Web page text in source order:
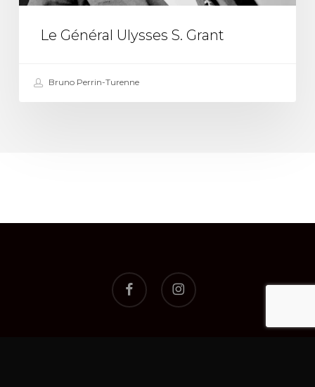
Le Général Ulysses S. Grant
Bruno Perrin-Turenne
facebook instagram